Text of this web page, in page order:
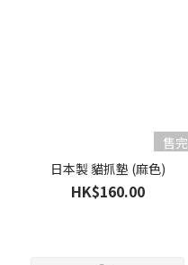
售完
日本製 貓抓墊 (麻色)
HK$160.00